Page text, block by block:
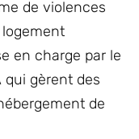
de violences
logement
en charge par le
qui gèrent des
de